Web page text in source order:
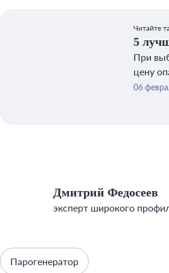
Читайте
5
При
цену
06
Дмитрий Федосеев
эксперт широкого
Парогенератор